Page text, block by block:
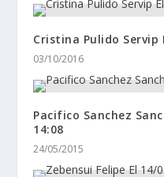
Cristina Pulido Servip
03/10/2016
Pacifico Sanchez
14:08
24/05/2015